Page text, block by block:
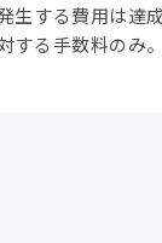
生する費用は達
する手数料のみ